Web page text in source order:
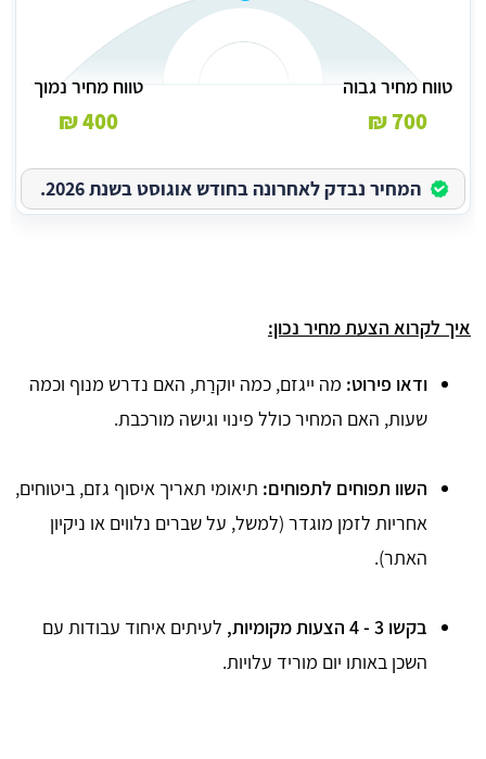
טווח מחיר גבוה
700 ₪
טווח מחיר נמוך
400 ₪
המחיר נבדק לאחרונה בחודש אוגוסט בשנת 2026.
איך לקרוא הצעת מחיר נכון:
ודאו פירוט: מה ייגזם, כמה יוקרַת, האם נדרש מנוף וכמה
שעות, האם המחיר כולל פינוי וגישה מורכבת.
השוו תפוחים לתפוחים: תיאומי תאריך איסוף גזם, ביטוחים,
אחריות לזמן מוגדר (למשל, על שברים נלווים או ניקיון
האתר).
בקשו 3 - 4 הצעות מקומיות,
לעיתים איחוד עבודות עם
השכן באותו יום מוריד עלויות.